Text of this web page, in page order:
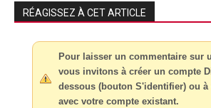
RÉAGISSEZ À CET ARTICLE
Pour laisser un commentaire sur
vous invitons à créer un compte
dessous (bouton S'identifier) ou à
avec votre compte existant.